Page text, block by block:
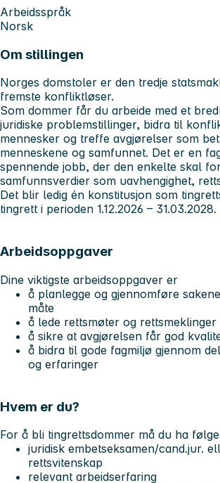
Arbeidsspråk
Norsk
Om stillingen
Norges domstoler er den tredje
fremste konfliktløser.
Som dommer får du arbeide med et
juridiske problemstillinger, bidra til
mennesker og treffe avgjørelser som
menneskene og samfunnet. Det er en
spennende jobb, der den enkelte skal
samfunnsverdier som uavhengighet,
Det blir ledig én konstitusjon som
tingrett i perioden 1.12.2026 – 31.03.2028.
Arbeidsoppgaver
Dine viktigste arbeidsoppgaver er
å planlegge og gjennomføre
måte
å lede rettsmøter og rettsmeklinger
å sikre at avgjørelsen får god
å bidra til gode fagmiljø gjennom
og erfaringer
Hvem er du?
For å bli tingrettsdommer må du ha
juridisk embetseksamen/cand.jur.
rettsvitenskap
relevant arbeidserfaring